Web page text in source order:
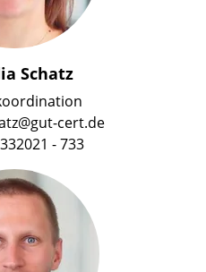
Schatz
cert.de
- 733